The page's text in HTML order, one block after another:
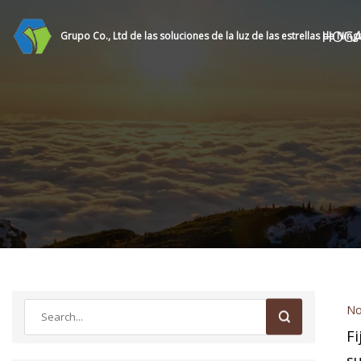
Grupo Co., Ltd de las soluciones de la luz de las estrellas de